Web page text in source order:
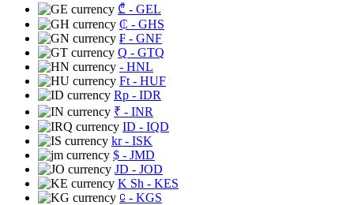
₾ - GEL
₵ - GHS
₣ - GNF
Q - GTQ
- HNL
Ft - HUF
Rp - IDR
₹ - INR
ID - IQD
kr- ISK
$ - JMD
JD - JOD
K Sh - KES
⃀ - KGS